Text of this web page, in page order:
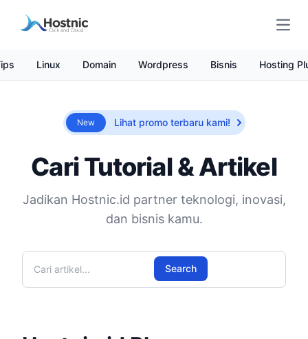
Linux Domain Wordpress Bisnis Hosting
New Lihat promo terbaru kami!
Cari Tutorial & Artikel
Jadikan Hostnic.id partner teknologi, inovasi,
dan bisnis kamu.
Cari artikel
Search